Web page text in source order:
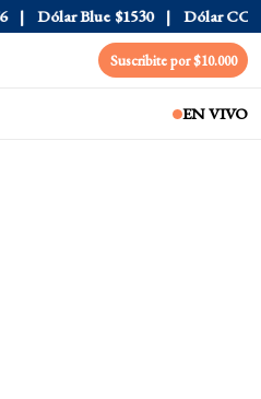
Dólar Blue $1530 Dólar CCL
Suscribite por $10.000
EN VIVO